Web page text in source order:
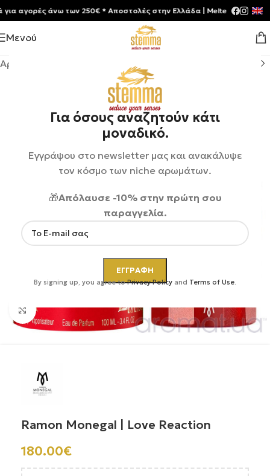
Για όσους αναζητούν κάτι
μοναδικό.
Εγγράψου στο newsletter μας και ανακάλυψε
τον κόσμο των niche αρωμάτων.
🎁Απόλαυσε -10% στην πρώτη σου
παραγγελία.
By signing up, you agree toPrivacy Policy and Terms of Use.
Μενού
Αρχική σελίδα Αρώματα
Κάντε κλικ για μεγέθυνση
Ramon Monegal | Love Reaction
180.00€
αγορές άνω των 250€ * Aποστολές στην Ελλάδα | Meltemia Exclusive